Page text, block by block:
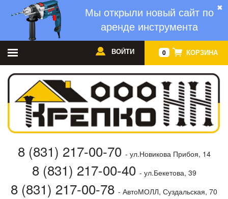
✖
Мы открыли новый сайт по
аренде инструмента
0 КОРЗИНА
ВОЙТИ
8 (831) 217-00-70 - ул.Новикова Прибоя, 14
8 (831) 217-00-40 - ул.Бекетова, 39
8 (831) 217-00-78 - АвтоМОЛЛ, Суздальская, 70